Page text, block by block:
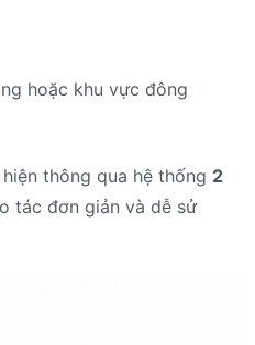
hoặc khu vực đông
thông qua hệ thống 2
tác đơn giản và dễ sử